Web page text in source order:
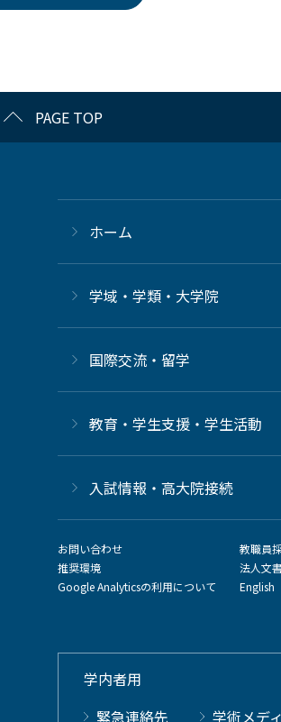
PAGE TOP
ホーム
学域・学類・大学院
国際交流・留学
教育・学生支援・学生活動
⼊試情報・高大院接続
お問い合わせ
推奨環境
Google Analyticsの利用について
教職員
法人文
English
学内者用
緊急連絡先
学術メデ